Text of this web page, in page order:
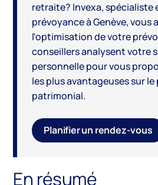
retraite? Invexa, spécialiste
prévoyance à Genève, vous
l'optimisation de votre
conseillers analysent votre
personnelle pour vous
les plus avantageuses sur
patrimonial.
Planifier un rendez-vous
En résumé